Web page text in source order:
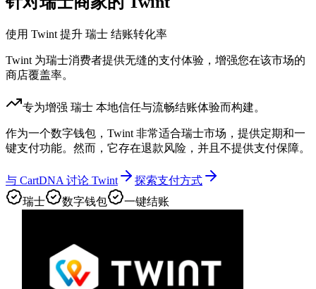
使用 Twint 提升 瑞士 结账转化率
Twint 为瑞士消费者提供无缝的支付体验，增强您在该市场的
商店覆盖率。
专为增强 瑞士 本地信任与流畅结账体验而构建。
作为一个数字钱包，Twint 非常适合瑞士市场，提供定期和一
键支付功能。然而，它存在退款风险，并且不提供支付保障。
与 CartDNA 讨论 Twint
探索支付方式
瑞士
数字钱包 一键结账